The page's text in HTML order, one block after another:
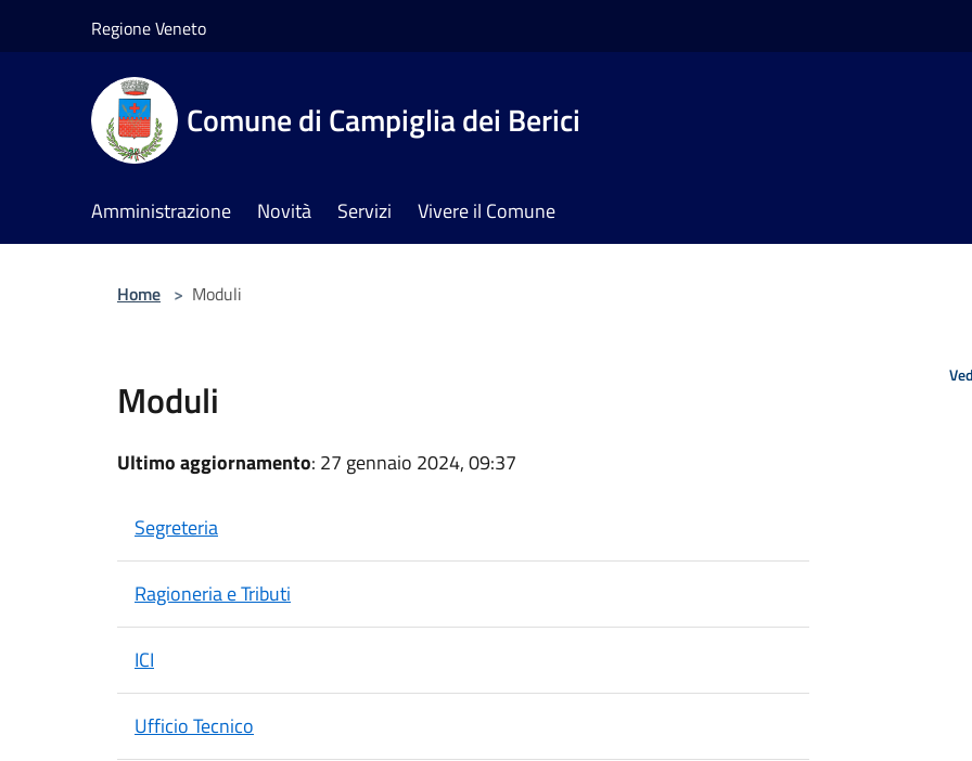
Regione Veneto
Comune di Campiglia dei Berici
Amministrazione Novità Servizi Vivere il Comune
Home > Moduli
Moduli
Ultimo aggiornamento: 27 gennaio 2024, 09:37
Segreteria
Ragioneria e Tributi
ICI
Ufficio Tecnico